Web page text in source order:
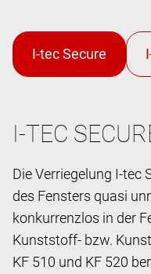
I-TEC
Die Verriegelung I-tec
des Fensters quasi
konkurrenzlos in der
Kunststoff- bzw.
KF 510 und KF 520